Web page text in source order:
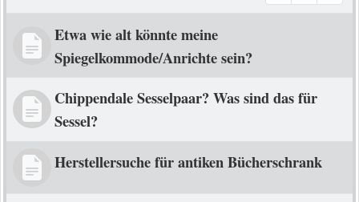
Etwa wie alt könnte meine
Spiegelkommode/Anrichte sein?
Chippendale Sesselpaar? Was sind das für
Sessel?
Herstellersuche für antiken Bücherschrank